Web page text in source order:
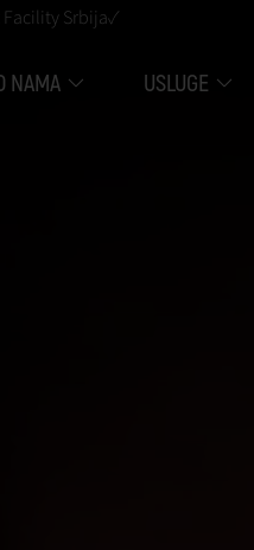
Srbija✓
NAMA USLUGE